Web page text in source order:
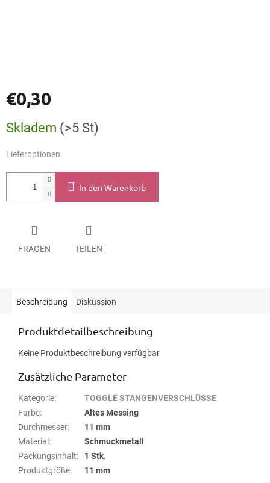
€0,30
Skladem (>5 St)
Lieferoptionen
In den Warenkorb
FRAGEN TEILEN
Beschreibung Diskussion
Produktdetailbeschreibung
Keine Produktbeschreibung verfügbar
Zusätzliche Parameter
Kategorie:
TOGGLE STANGENVERSCHLÜSSE
Farbe:
Altes Messing
Durchmesser:
11 mm
Material :
Schmuckmetall
Packungsinhalt:
1 Stk.
Produktgröße: 11 mm